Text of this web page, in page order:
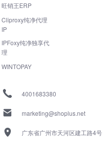
旺销王ERP
Cliproxy纯净代理
IP
IPFoxy纯净独享代
理
WINTOPAY
4001683380
marketing@shoplus.net
广东省广州市天河区建工路4号